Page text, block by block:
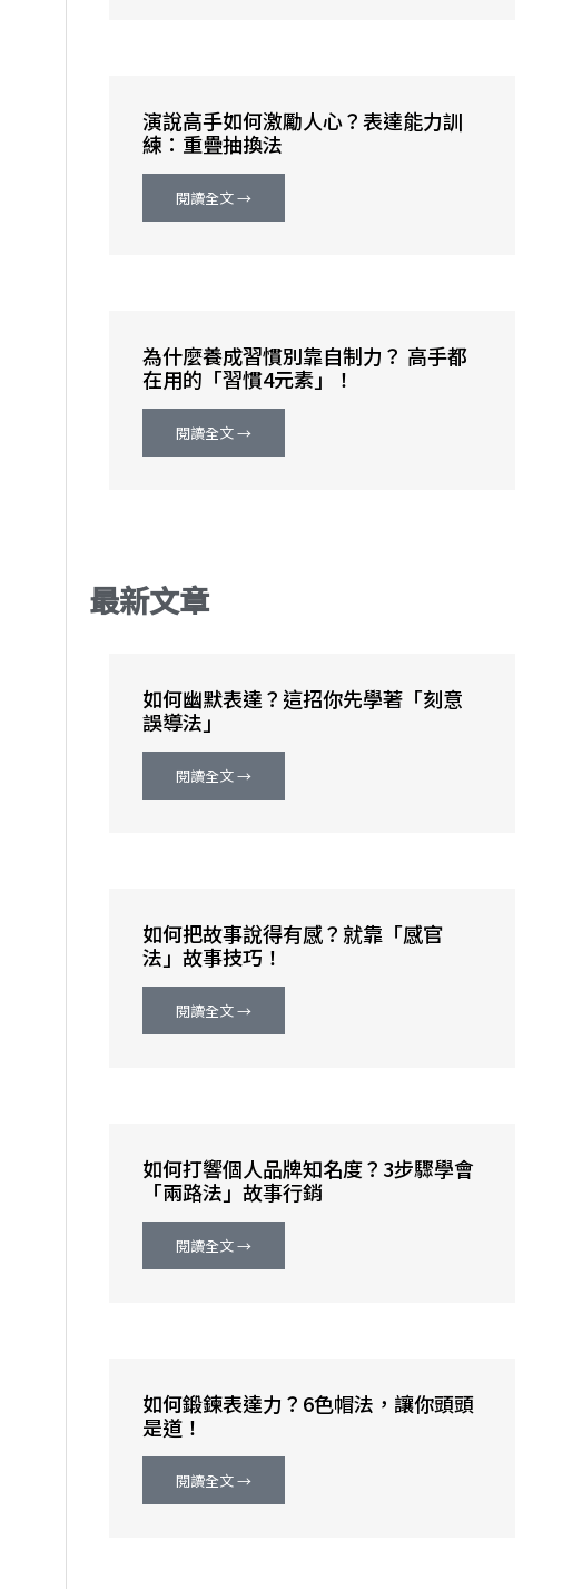
演說高手如何激勵人心？表達能力訓
練：重疊抽換法
閱讀全文 →
為什麼養成習慣別靠自制力？ 高手都
在用的「習慣4元素」！
閱讀全文 →
最新文章
如何幽默表達？這招你先學著「刻意
誤導法」
閱讀全文 →
如何把故事說得有感？就靠「感官
法」故事技巧！
閱讀全文 →
如何打響個人品牌知名度？3步驟學會
「兩路法」故事行銷
閱讀全文 →
如何鍛鍊表達力？6色帽法，讓你頭頭
是道！
閱讀全文 →